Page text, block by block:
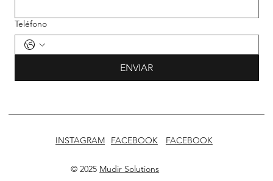
Teléfono
ENVIAR
© 2025 Mudir Solutions
INSTAGRAM FACEBOOK FACEBOOK